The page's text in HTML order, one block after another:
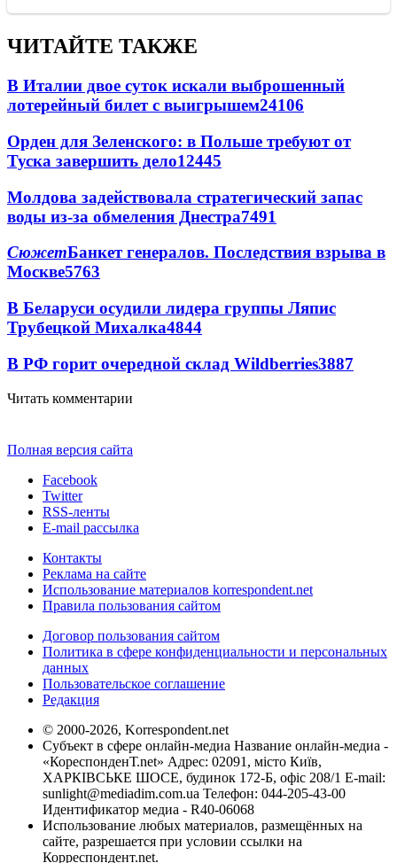
ЧИТАЙТЕ ТАКЖЕ
В Италии двое суток искали выброшенный
лотерейный билет с выигрышем24106
Орден для Зеленского: в Польше требуют от
Туска завершить дело12445
Молдова задействовала стратегический запас
воды из-за обмеления Днестра7491
СюжетБанкет генералов. Последствия взрыва в
Москве5763
В Беларуси осудили лидера группы Ляпис
Трубецкой Михалка4844
В РФ горит очередной склад Wildberries3887
Читать комментарии
Полная версия сайта
Facebook
Twitter
RSS-ленты
E-mail рассылка
Контакты
Реклама на сайте
Использование материалов korrespondent.net
Правила пользования сайтом
Договор пользования сайтом
Политика в сфере конфиденциальности и персональных
данных
Пользовательское соглашение
Редакция
© 2000-2026, Korrespondent.net
Субъект в сфере онлайн-медиа Название онлайн-медиа -
«КореспонденТ.net» Адрес: 02091, місто Київ,
ХАРКІВСЬКЕ ШОСЕ, будинок 172-Б, офіс 208/1 E-mail:
sunlight@mediadim.com.ua Телефон: 044-205-43-00
Идентификатор медиа - R40-06068
Использование любых материалов, размещённых на
сайте, разрешается при условии ссылки на
Корреспондент.net.